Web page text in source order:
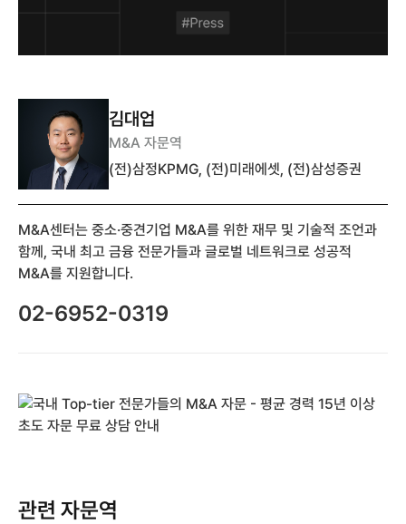
김대업
M&A 자문역
(전)삼정KPMG, (전)미래에셋, (전)삼성증권
M&A센터는 중소·중견기업 M&A를 위한 재무 및 기술적 조언과
함께, 국내 최고 금융 전문가들과 글로벌 네트워크로 성공적
M&A를 지원합니다.
02-6952-0319
관련 자문역